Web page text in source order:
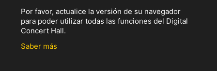
Por favor, actualice la versión de su navegador
para poder utilizar todas las funciones del Digital
Concert Hall.
Saber más